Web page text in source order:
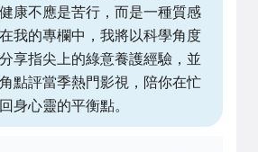
康不應是苦行，而是一種質感
我的專欄中，我將以科學角度
享指尖上的綠意養護經驗，並
點評當季熱門影視，陪你在忙
身心靈的平衡點。